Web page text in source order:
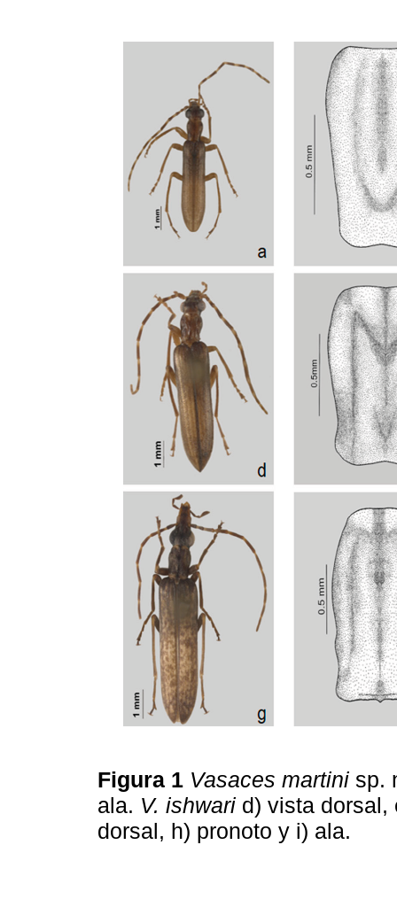
Figura 1 Vasaces martini sp.
ala. V. ishwari d) vista
dorsal, h) pronoto y i) ala.